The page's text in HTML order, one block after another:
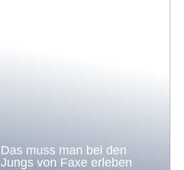
Das muss man bei den
Jungs von Faxe erleben